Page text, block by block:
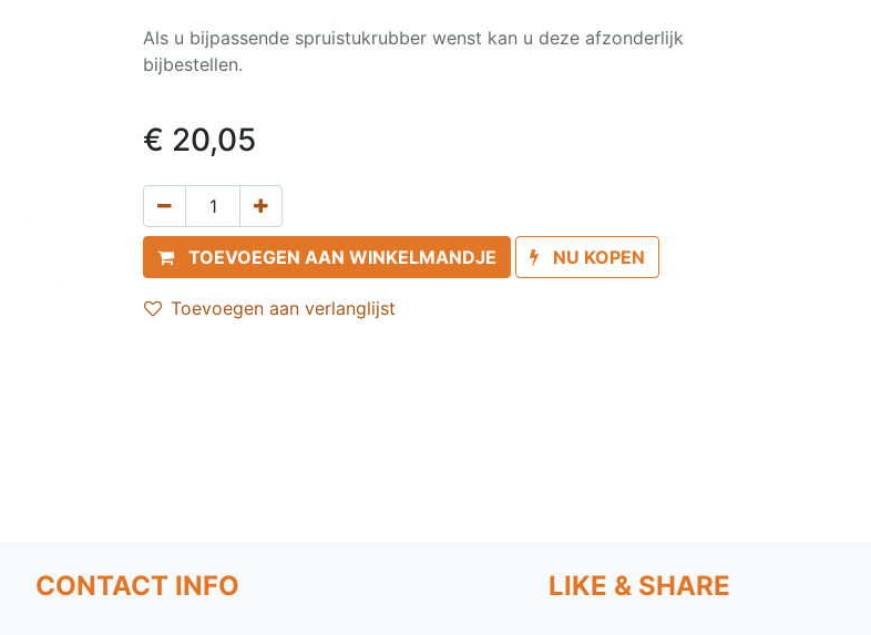
Als u bijpassende spruistukrubber wenst kan u deze afzonderlijk
bijbestellen.
€ 20,05
TOEVOEGEN AAN WINKELMANDJE NU KOPEN
Toevoegen aan verlanglijst
CONTACT INFO LIKE & SHARE